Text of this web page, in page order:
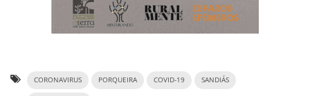
CORONAVIRUS PORQUEIRA COVID-19 SANDIÁS